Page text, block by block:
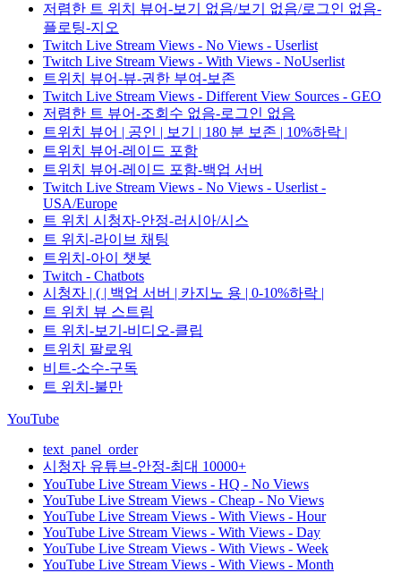
저렴한 트 위치 뷰어-보기 없음/보기 없음/로그인 없음-
플로팅-지오
Twitch Live Stream Views - No Views - Userlist
Twitch Live Stream Views - With Views - NoUserlist
트위치 뷰어-뷰-권한 부여-보존
Twitch Live Stream Views - Different View Sources - GEO
저렴한 트 뷰어-조회수 없음-로그인 없음
트위치 뷰어 | 공인 | 보기 | 180 분 보존 | 10%하락 |
트위치 뷰어-레이드 포함
트위치 뷰어-레이드 포함-백업 서버
Twitch Live Stream Views - No Views - Userlist -
USA/Europe
트 위치 시청자-안정-러시아/시스
트 위치-라이브 채팅
트위치-아이 챗봇
Twitch - Chatbots
시청자 | ( | 백업 서버 | 카지노 용 | 0-10%하락 |
트 위치 뷰 스트림
트 위치-보기-비디오-클립
트위치 팔로워
비트-소수-구독
트 위치-불만
YouTube
text_panel_order
시청자 유튜브-안정-최대 10000+
YouTube Live Stream Views - HQ - No Views
YouTube Live Stream Views - Cheap - No Views
YouTube Live Stream Views - With Views - Hour
YouTube Live Stream Views - With Views - Day
YouTube Live Stream Views - With Views - Week
YouTube Live Stream Views - With Views - Month